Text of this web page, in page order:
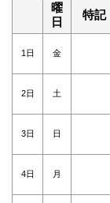
曜
日
特記
1日 金
2日 土
3日 日
4日 月